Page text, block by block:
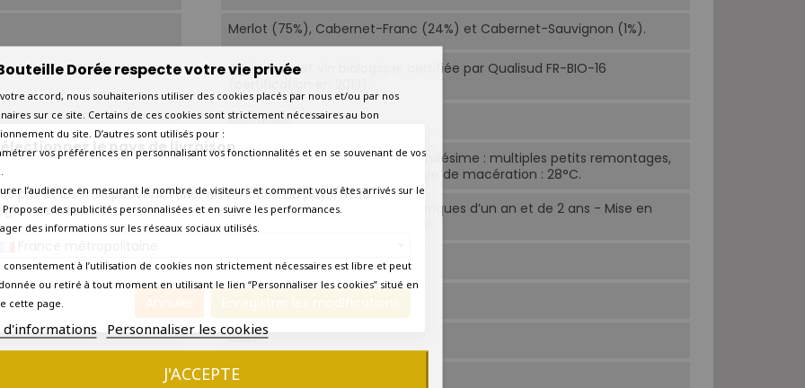
le pays de livraison
prix et les frais peuvent varier en fonction du pays/de la
de livraison.
Annuler Enregistrer les modifications
Merlot (75%), Cabernet-Franc (24%) et Cabernet-Sauvignon (1%).
Agriculture et vin biologique certifiée par Qualisud FR-BIO-16
Biologique
Selon les lots parcellaires et le millésime : multiples petits remontages,
délestage, pigeage. Température de macération : 28°C.
50% barriques neuves - 50% barriques d’un an et de 2 ans - Mise en
bouteille 21 mois après la récolte.
16°C-18°C.
Aujourd'hui
2032
Amateur de grands crus
Dorée respecte votre vie privée
accord, nous souhaiterions utiliser des cookies placés par nous et/ou par nos
sur ce site. Certains de ces cookies sont strictement nécessaires au bon
du site. D’autres sont utilisés pour :
vos préférences en personnalisant vos fonctionnalités et en se souvenant de vos
l’audience en mesurant le nombre de visiteurs et comment vous êtes arrivés sur le
Proposer des publicités personnalisées et en suivre les performances.
des informations sur les réseaux sociaux utilisés.
consentement à l’utilisation de cookies non strictement nécessaires est libre et peut
ou retiré à tout moment en utilisant le lien “Personnaliser les cookies” situé en
cette page.
d'informations Personnaliser les cookies
J'ACCEPTE